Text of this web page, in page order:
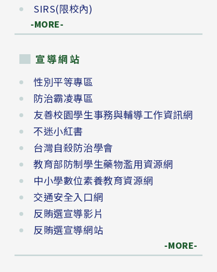
SIRS(限校內)
-MORE-
宣導網站
性別平等專區
防治霸凌專區
友善校園學生事務與輔導工作資訊網
不迷小紅書
台灣自殺防治學會
教育部防制學生藥物濫用資源網
中小學數位素養教育資源網
交通安全入口網
反賄選宣導影片
反賄選宣導網站
-MORE-